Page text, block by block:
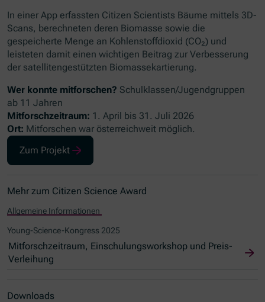
In einerApp erfassten Citizen Scientists Bäume mittels 3D-
Scans, berechneten deren Biomasse sowie die
gespeicherte Menge an Kohlenstoffdioxid (CO₂) und
leisteten damit einen wichtigen Beitrag zur Verbesserung
der satellitengestützten Biomassekartierung.
Wer konnte mitforschen? Schulklassen/Jugendgruppen
ab 11 Jahren
Mitforschzeitraum: 1. April bis 31. Juli 2026
Ort: Mitforschen war österreichweit möglich.
Zum Projekt
(Öffnet in neuem Fenster)
Mehr zum Citizen Science Award
Allgemeine Informationen
Young-Science-Kongress 2025
Mitforschzeitraum, Einschulungsworkshop und Preis-
Verleihung
Downloads